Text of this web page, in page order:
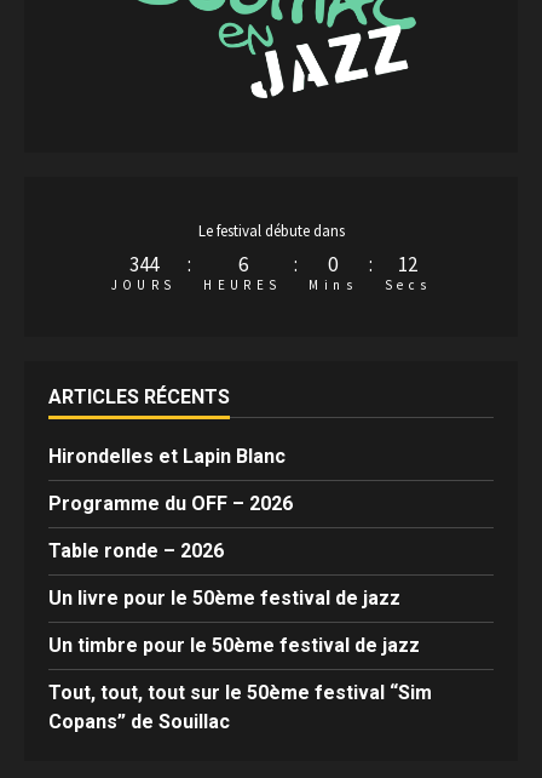
Le festival débute dans
344
JOURS
: 6
HEURES
: 0
Mins
: 12
Secs
ARTICLES RÉCENTS
Hirondelles et Lapin Blanc
Programme du OFF – 2026
Table ronde – 2026
Un livre pour le 50ème festival de jazz
Un timbre pour le 50ème festival de jazz
Tout, tout, tout sur le 50ème festival “Sim
Copans” de Souillac